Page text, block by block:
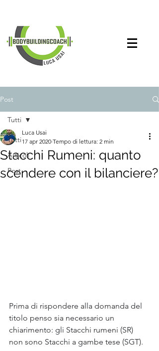
Post
Tutti
Articoli
Post
Tutti
Stacchi Rumeni: quanto
scendere con il bilanciere?
Luca Usai
17 apr 2020 Tempo di lettura: 2 min
Prima di rispondere alla domanda del
titolo penso sia necessario un
chiarimento: gli Stacchi rumeni (SR)
non sono Stacchi a gambe tese (SGT).